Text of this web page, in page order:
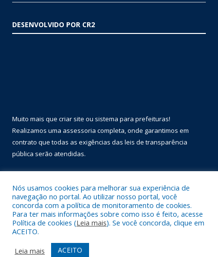
DESENVOLVIDO POR CR2
Muito mais que criar site ou sistema para prefeituras!
Realizamos uma assessoria completa, onde garantimos em
contrato que todas as exigências das leis de transparência
pública serão atendidas.
Todos os direitos reservados a Prefeitura Municipal de Óbidos.
Mapa do Site
Acessar Área Administrativa
Nós usamos cookies para melhorar sua experiência de
navegação no portal. Ao utilizar nosso portal, você
concorda com a política de monitoramento de cookies.
Para ter mais informações sobre como isso é feito, acesse
Política de cookies (Leia mais). Se você concorda, clique em
ACEITO.
Leia mais
ACEITO